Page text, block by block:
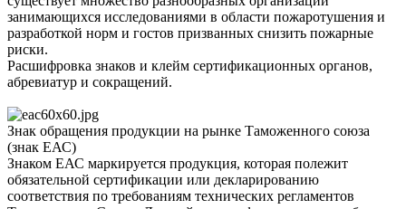
занимающихся исследованиями в области пожаротушения и
разработкой норм и гостов призванных снизить пожарные
риски.
Расшифровка знаков и клейм сертификационных органов,
абревиатур и сокращений.
Знак обращения продукции на рынке Таможенного союза
(знак ЕАС)
Знаком ЕАС маркируется продукция, которая полежит
обязательной сертификации или декларированию
соответствия по требованиям технических регламентов